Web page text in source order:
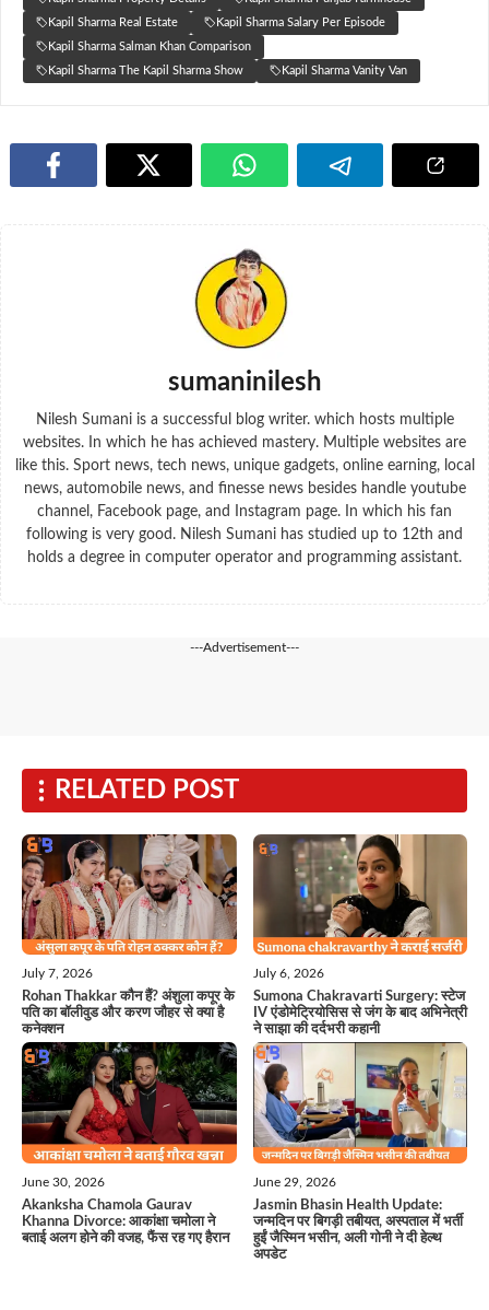
Kapil Sharma Real Estate
Kapil Sharma Salary Per Episode
Kapil Sharma Salman Khan Comparison
Kapil Sharma The Kapil Sharma Show
Kapil Sharma Vanity Van
sumaninilesh
Nilesh Sumani is a successful blog writer. which hosts multiple
websites. In which he has achieved mastery. Multiple websites are
like this. Sport news, tech news, unique gadgets, online earning, local
news, automobile news, and finesse news besides handle youtube
channel, Facebook page, and Instagram page. In which his fan
following is very good. Nilesh Sumani has studied up to 12th and
holds a degree in computer operator and programming assistant.
---Advertisement---
RELATED POST
July 7, 2026
Rohan Thakkar कौन हैं? अंशुला कपूर के
पति का बॉलीवुड और करण जौहर से क्या है
कनेक्शन
July 6, 2026
Sumona Chakravarti Surgery: स्टेज
IV एंडोमेट्रियोसिस से जंग के बाद अभिनेत्री
ने साझा की दर्दभरी कहानी
June 30, 2026
Akanksha Chamola Gaurav
Khanna Divorce: आकांक्षा चमोला ने
बताई अलग होने की वजह, फैंस रह गए हैरान
June 29, 2026
Jasmin Bhasin Health Update:
जन्मदिन पर बिगड़ी तबीयत, अस्पताल में भर्ती
हुईं जैस्मिन भसीन, अली गोनी ने दी हेल्थ
अपडेट